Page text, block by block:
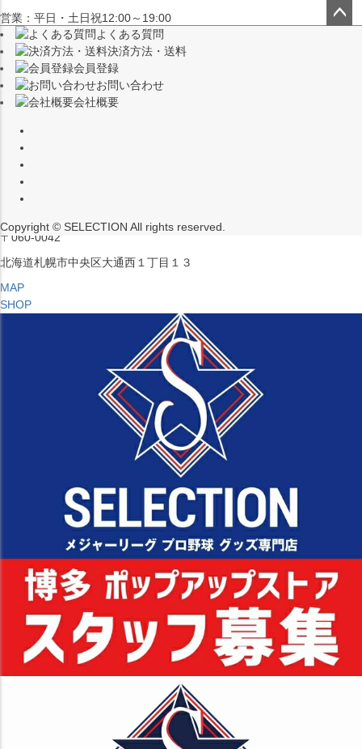
営業：平日・土日祝12:00～19:00
（※15:00～16:00はメンテナンスのためクローズ）
〒453-0015
愛知県名古屋市中村区椿町６−９先
MAP
SHOP
セレクション ポップアップストア 札幌 ル・トロワ店
営業：平日・土日祝12:00～19:00
〒060-0042
北海道札幌市中央区大通西１丁目１３
MAP
SHOP
よくある質問
決済方法・送料
会員登録
お問い合わせ
会社概要
Copyright © SELECTION All rights reserved.